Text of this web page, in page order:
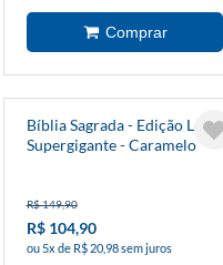
Bíblia Sagrada - Edição Letra
Supergigante - Caramelo
R$ 149,90
R$ 104,90
ou 5x de R$ 20,98 sem juros